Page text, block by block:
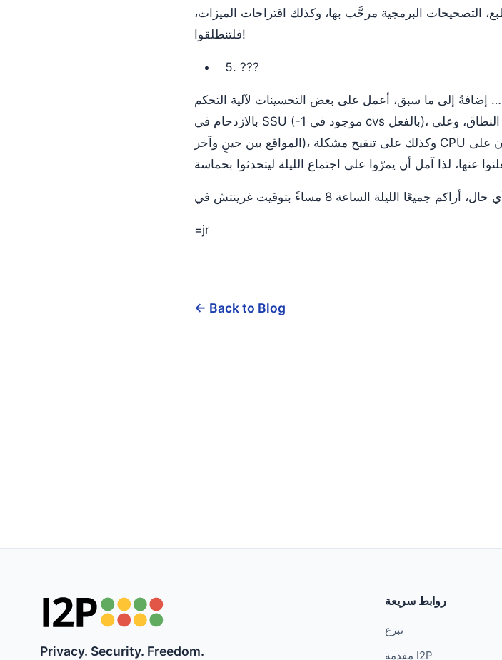
التصحيحات البرمجية مرحَّب بها، وكذلك اقتراحات الميزات،
فلتنطلقوا!
???
إضافةً إلى ما سبق، أعمل على بعض التحسينات لآلية التحكم
بالازدحام في SSU (-1 موجود في cvs بالفعل)، وعلى محدد عرض النطاق، وعلى netDb (لحالات تعذّر الوصول إلى
المواقع بين حينٍ وآخر)، وكذلك على تنقيح مشكلة CPU المُبلّغ عنها في المنتدى. أنا متأكد أن آخرين يعملون على
=jr
← Back to Blog
Privacy. Security. Freedom.
روابط سريعة
تبرع
مقدمة I2P